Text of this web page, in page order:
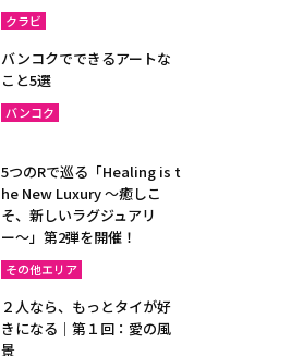
クラビ
バンコクでできるアートな
こと5選
バンコク
5つのRで巡る「Healing is t
he New Luxury ～癒しこ
そ、新しいラグジュアリ
ー〜」第2弾を開催！
その他エリア
２人なら、もっとタイが好
きになる｜第１回：愛の風
景